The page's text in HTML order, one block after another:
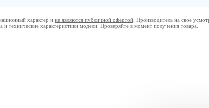
характер и не являются публичной офертой . Производитель на свое
технические характеристики модели. Проверяйте в момент получения товара.